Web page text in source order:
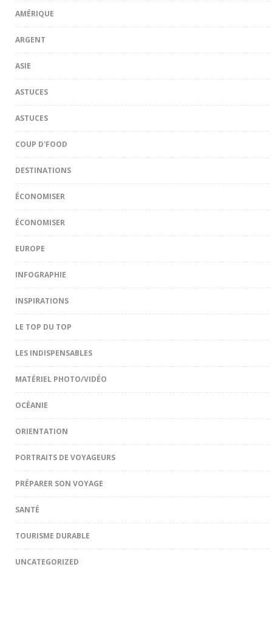
AMÉRIQUE
ARGENT
ASIE
ASTUCES
ASTUCES
COUP D'FOOD
DESTINATIONS
ÉCONOMISER
ÉCONOMISER
EUROPE
INFOGRAPHIE
INSPIRATIONS
LE TOP DU TOP
LES INDISPENSABLES
MATÉRIEL PHOTO/VIDÉO
OCÉANIE
ORIENTATION
PORTRAITS DE VOYAGEURS
PRÉPARER SON VOYAGE
SANTÉ
TOURISME DURABLE
UNCATEGORIZED